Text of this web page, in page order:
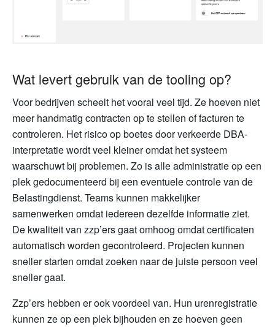
Wat levert gebruik van de tooling op?
Voor bedrijven scheelt het vooral veel tijd. Ze hoeven niet
meer handmatig contracten op te stellen of facturen te
controleren. Het risico op boetes door verkeerde DBA-
interpretatie wordt veel kleiner omdat het systeem
waarschuwt bij problemen. Zo is alle administratie op een
plek gedocumenteerd bij een eventuele controle van de
Belastingdienst. Teams kunnen makkelijker
samenwerken omdat iedereen dezelfde informatie ziet.
De kwaliteit van zzp’ers gaat omhoog omdat certificaten
automatisch worden gecontroleerd. Projecten kunnen
sneller starten omdat zoeken naar de juiste persoon veel
sneller gaat.
Zzp’ers hebben er ook voordeel van. Hun urenregistratie
kunnen ze op een plek bijhouden en ze hoeven geen